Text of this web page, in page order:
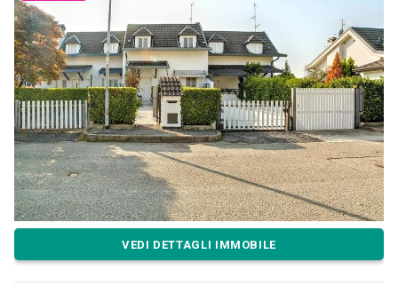
VEDI DETTAGLI IMMOBILE